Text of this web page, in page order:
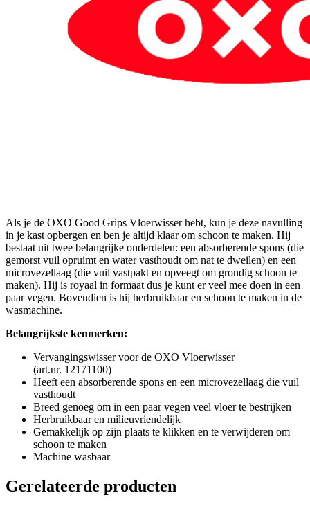
Als je de OXO Good Grips Vloerwisser hebt, kun je deze navulling
in je kast opbergen en ben je altijd klaar om schoon te maken. Hij
bestaat uit twee belangrijke onderdelen: een absorberende spons (die
gemorst vuil opruimt en water vasthoudt om nat te dweilen) en een
microvezellaag (die vuil vastpakt en opveegt om grondig schoon te
maken). Hij is royaal in formaat dus je kunt er veel mee doen in een
paar vegen. Bovendien is hij herbruikbaar en schoon te maken in de
wasmachine.
Belangrijkste kenmerken:
Vervangingswisser voor de OXO Vloerwisser
(art.nr. 12171100)
Heeft een absorberende spons en een microvezellaag die vuil
vasthoudt
Breed genoeg om in een paar vegen veel vloer te bestrijken
Herbruikbaar en milieuvriendelijk
Gemakkelijk op zijn plaats te klikken en te verwijderen om
schoon te maken
Machine wasbaar
Gerelateerde producten